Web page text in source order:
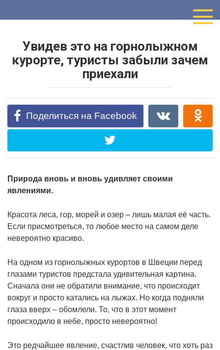
Увидев это на горнолыжном
курорте, туристы забыли зачем
приехали
Поделиться на Facebook
Природа вновь и вновь удивляет своими
явлениями.
Красота леса, гор, морей и озер – лишь малая её часть.
Если присмотреться, то любое место на самом деле
невероятно красиво.
На одном из горнолыжных курортов в Швеции перед
глазами туристов предстала удивительная картина.
Сначала они не обратили внимание, что происходит
вокруг и просто катались на лыжах. Но когда подняли
глаза вверх – обомлели. То, что в этот момент
происходило в небе, просто невероятно!
Это редчайшее явление, счастлив человек, что хоть раз